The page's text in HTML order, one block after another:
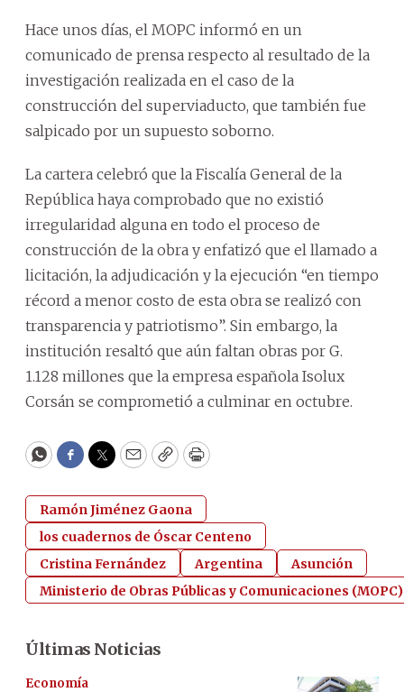
Hace unos días, el MOPC informó en un
comunicado de prensa respecto al resultado de la
investigación realizada en el caso de la
construcción del superviaducto, que también fue
salpicado por un supuesto soborno.
La cartera celebró que la Fiscalía General de la
República haya comprobado que no existió
irregularidad alguna en todo el proceso de
construcción de la obra y enfatizó que el llamado a
licitación, la adjudicación y la ejecución “en tiempo
récord a menor costo de esta obra se realizó con
transparencia y patriotismo”. Sin embargo, la
institución resaltó que aún faltan obras por G.
1.128 millones que la empresa española Isolux
Corsán se comprometió a culminar en octubre.
WhatsApp
Facebook
Twitter
EmailCopyPrint
Ramón Jiménez Gaona
los cuadernos de Óscar Centeno
Cristina Fernández
Argentina
Asunción
Ministerio de Obras Públicas y Comunicaciones (MOPC)
Últimas Noticias
Economía